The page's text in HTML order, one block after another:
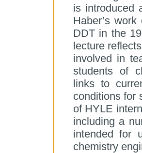
is introduced
Haber’s
DDT in the
lecture
involved in
students of
links to
conditions for
of HYLE
including a
intended for
chemistry